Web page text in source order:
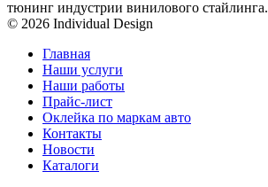
тюнинг индустрии винилового стайлинга.
© 2026 Individual Design
Главная
Наши услуги
Наши работы
Прайс-лист
Оклейка по маркам авто
Контакты
Новости
Каталоги